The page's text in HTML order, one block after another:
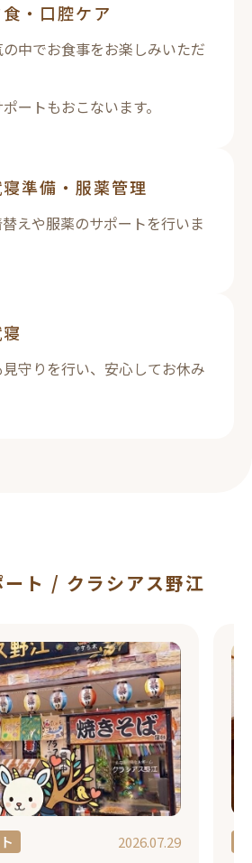
・口腔ケア
中でお食事をお楽しみいただ
ートもおこないます。
準備・服薬管理
えや服薬のサポートを行いま
守りを行い、安心してお休み
ート / クラシアス野江
2026.07.29